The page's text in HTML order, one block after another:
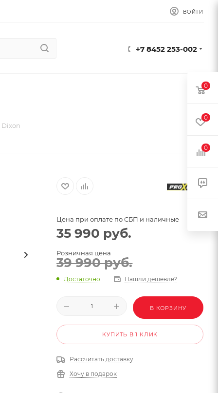
ВОЙТИ
+7 8452 253-002
Цена при оплате по СБП и наличные
35 990 руб.
Розничная цена
39 990руб.
Достаточно Нашли дешевле?
В КОРЗИНУ
КУПИТЬ В 1 КЛИК
Рассчитать доставку
Хочу в подарок
0
0
0